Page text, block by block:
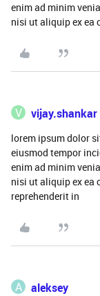
enim ad minim
nisi ut aliquip ex ea
V vijay.shankar
lorem ipsum dolor
eiusmod tempor
enim ad minim
nisi ut aliquip ex ea
reprehenderit in
A aleksey